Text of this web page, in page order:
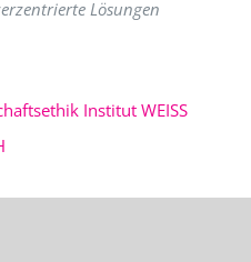
Lösungen
Institut WEISS